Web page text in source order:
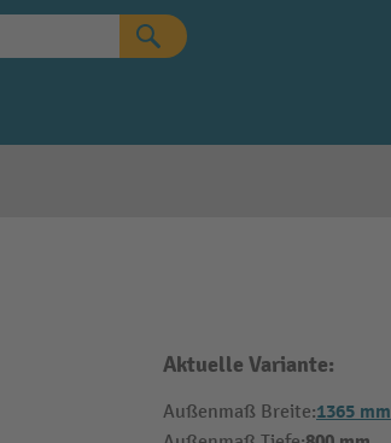
Aktuelle Variante:
Außenmaß Breite:1365 mm